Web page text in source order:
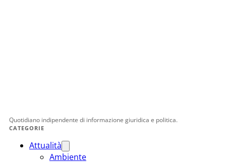
Quotidiano indipendente di informazione giuridica e politica.
CATEGORIE
Attualità
Ambiente